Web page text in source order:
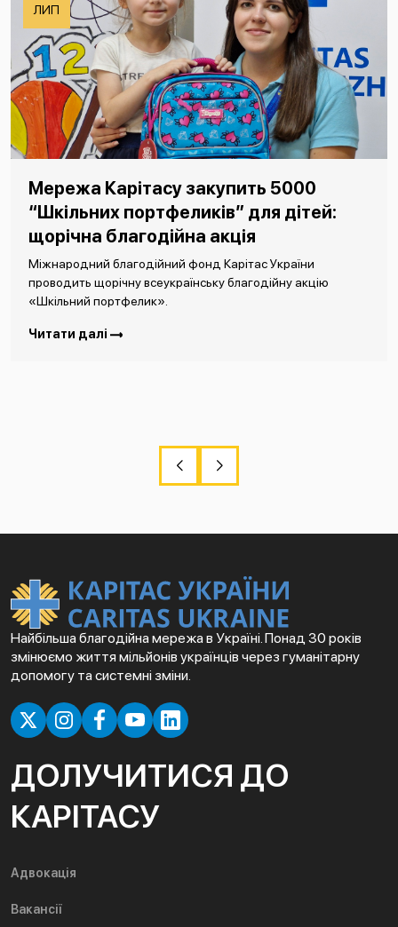
ЛИП
Мережа Карітасу закупить 5000
“Шкільних портфеликів” для дітей:
щорічна благодійна акція
Міжнародний благодійний фонд Карітас України
проводить щорічну всеукраїнську благодійну акцію
«Шкільний портфелик».
Читати далі
Найбільша благодійна мережа в Україні. Понад 30 років
змінюємо життя мільйонів українців через гуманітарну
допомогу та системні зміни.
ДОЛУЧИТИСЯ ДО
КАРІТАСУ
Адвокація
Вакансії